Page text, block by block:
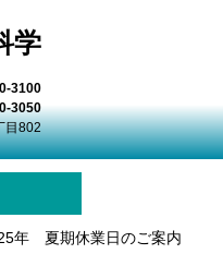
学
3100
3050
目802
年 夏期休業日のご案内